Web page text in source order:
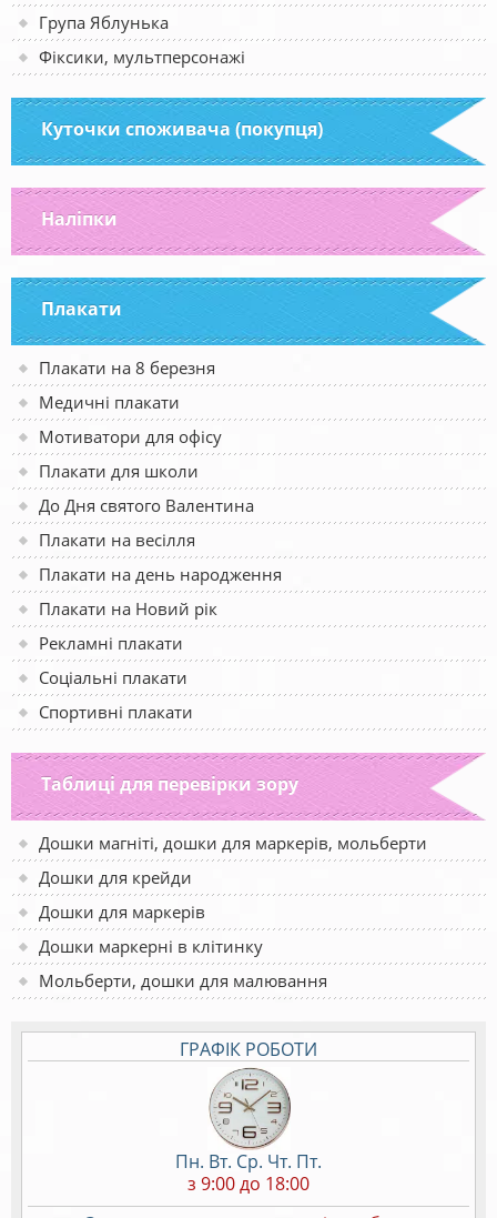
Група Яблунька
Фіксики, мультперсонажі
Куточки споживача (покупця)
Наліпки
Плакати
Плакати на 8 березня
Медичні плакати
Мотиватори для офісу
Плакати для школи
До Дня святого Валентина
Плакати на весілля
Плакати на день народження
Плакати на Новий рік
Рекламні плакати
Соціальні плакати
Спортивні плакати
Таблиці для перевірки зору
Дошки магніті, дошки для маркерів, мольберти
Дошки для крейди
Дошки для маркерів
Дошки маркерні в клітинку
Мольберти, дошки для малювання
ГРАФІК РОБОТИ
Пн. Вт. Ср. Чт. Пт.
з 9:00 до 18:00